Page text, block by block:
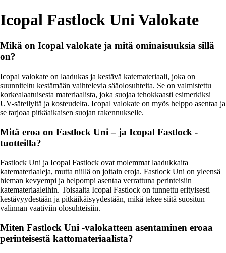
Icopal Fastlock Uni Valokate
Mikä on Icopal valokate ja mitä ominaisuuksia sillä
on?
Icopal valokate on laadukas ja kestävä katemateriaali, joka on
suunniteltu kestämään vaihtelevia sääolosuhteita. Se on valmistettu
korkealaatuisesta materiaalista, joka suojaa tehokkaasti esimerkiksi
UV-säteilyltä ja kosteudelta. Icopal valokate on myös helppo asentaa ja
se tarjoaa pitkäaikaisen suojan rakennukselle.
Mitä eroa on Fastlock Uni – ja Icopal Fastlock -
tuotteilla?
Fastlock Uni ja Icopal Fastlock ovat molemmat laadukkaita
katemateriaaleja, mutta niillä on joitain eroja. Fastlock Uni on yleensä
hieman kevyempi ja helpompi asentaa verrattuna perinteisiin
katemateriaaleihin. Toisaalta Icopal Fastlock on tunnettu erityisesti
kestävyydestään ja pitkäikäisyydestään, mikä tekee siitä suositun
valinnan vaativiin olosuhteisiin.
Miten Fastlock Uni -valokatteen asentaminen eroaa
perinteisestä kattomateriaalista?